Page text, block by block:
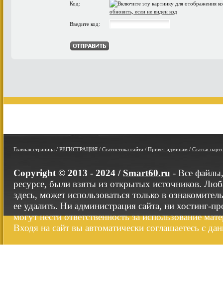
Код:
обновить, если не виден код
Введите код:
Главная страница / РЕГИСТРАЦИЯ / Статистика сайта / Привет админам / Статьи
Copyright © 2013 - 2024 / Smart60.ru - Все
ресурсе, были взяты из открытых источников.
здесь, может использоваться только в
ее удалить. Ни администрация сайта, ни хостинг-
могут нести ответственность за использование
Входя на сайт вы автоматически соглашаетесь с